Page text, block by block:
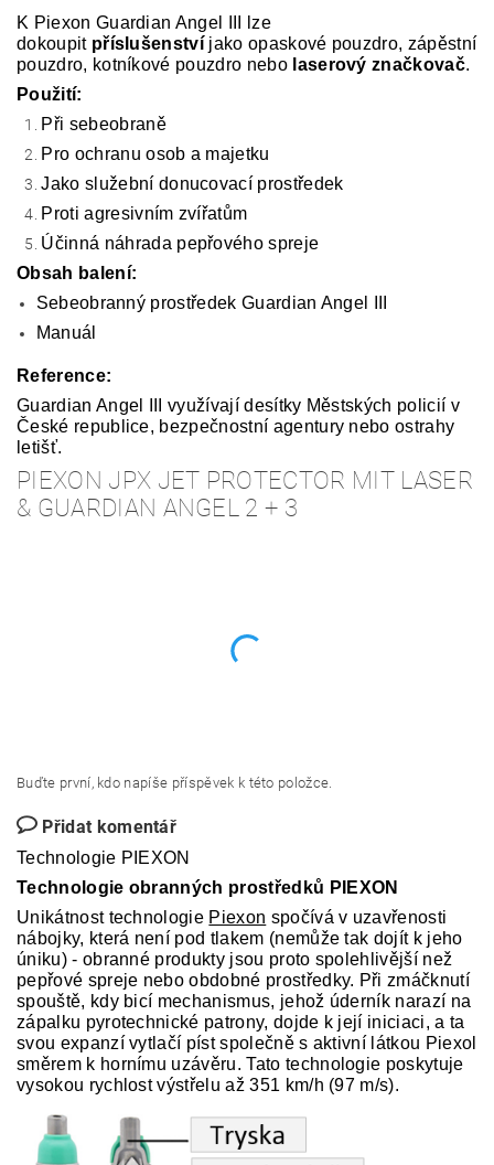
K Piexon Guardian Angel III lze
dokoupitpříslušenství jako opaskové pouzdro, zápěstní
pouzdro, kotníkové pouzdro nebo laserový značkovač.
Použití:
Při sebeobraně
Pro ochranu osob a majetku
Jako služební donucovací prostředek
Proti agresivním zvířatům
Účinná náhrada pepřového spreje
Obsah balení:
Sebeobranný prostředek Guardian Angel III
Manuál
Reference:
Guardian Angel III využívají desítky Městských policií v
České republice, bezpečnostní agentury nebo ostrahy
letišť.
PIEXON JPX JET PROTECTOR MIT LASER
& GUARDIAN ANGEL 2 + 3
Buďte první, kdo napíše příspěvek k této položce.
Přidat komentář
Technologie PIEXON
Technologie obranných prostředků PIEXON
Unikátnost technologie Piexon spočívá v uzavřenosti
nábojky, která není pod tlakem (nemůže tak dojít k jeho
úniku) - obranné produkty jsou proto spolehlivější než
pepřové spreje nebo obdobné prostředky. Při zmáčknutí
spouště, kdy bicí mechanismus, jehož úderník narazí na
zápalku pyrotechnické patrony, dojde k její iniciaci, a ta
svou expanzí vytlačí píst společně s aktivní látkou Piexol
směrem k hornímu uzávěru. Tato technologie poskytuje
vysokou rychlost výstřelu až 351 km/h (97 m/s).